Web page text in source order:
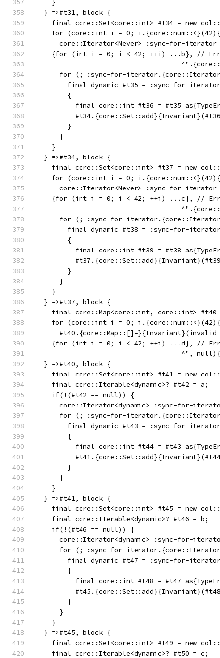
    }
  } =>#t31, block {
final core::Set<core::int> #t34 = new
for (core::int i = 0;
core::Iterator<Never> :sync-for-
{for (int i = 0; i < 42; ++i) ...b}, //
for (; :sync-for-
final dynamic #t35 = :sync-for-
        {
final core::int #t36 = #t35
        }
      }
    }
  } =>#t34, block {
final core::Set<core::int> #t37 = new
for (core::int i = 0;
core::Iterator<Never> :sync-for-
{for (int i = 0; i < 42; ++i) ...c}, //
for (; :sync-for-
final dynamic #t38 = :sync-for-
        {
final core::int #t39 = #t38
        }
      }
    }
  } =>#t37, block {
final core::Map<core::int, core::int>
for (core::int i = 0;
{for (int i = 0; i < 42; ++i) ...d}, //
^",
  } =>#t40, block {
final core::Set<core::int> #t41 = new
    final core::Iterable<dynamic>? #t42 = a;
    if(!(#t42 == null)) {
core::Iterator<dynamic> :sync-for-
for (; :sync-for-
final dynamic #t43 = :sync-for-
        {
final core::int #t44 = #t43
        }
      }
    }
  } =>#t41, block {
final core::Set<core::int> #t45 = new
    final core::Iterable<dynamic>? #t46 = b;
    if(!(#t46 == null)) {
core::Iterator<dynamic> :sync-for-
for (; :sync-for-
final dynamic #t47 = :sync-for-
        {
final core::int #t48 = #t47
        }
      }
    }
  } =>#t45, block {
final core::Set<core::int> #t49 = new
    final core::Iterable<dynamic>? #t50 = c;